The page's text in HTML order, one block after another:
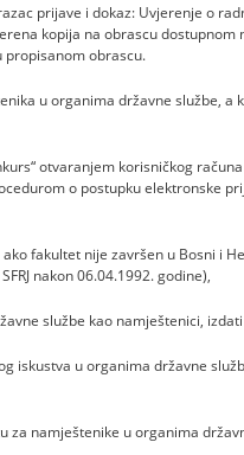
prijave i dokaz: Uvjerenje o
kopija na obrascu dostupnom
propisanom obrascu.
u organima državne službe, a
otvaranjem korisničkog
o postupku elektronske
fakultet nije završen u Bosni i
nakon 06.04.1992. godine),
službe kao namještenici,
iskustva u organima državne
za namještenike u organima